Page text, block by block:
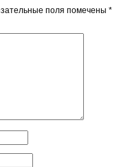
поля помечены *